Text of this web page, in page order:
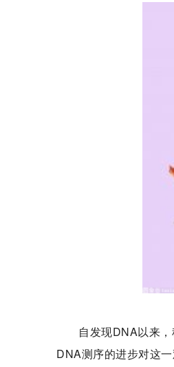
自发现DNA以来
DNA测序的进步对这